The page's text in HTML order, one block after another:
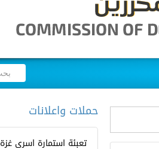
حملات واعلانات
تعبئة استمارة اسرى غزة